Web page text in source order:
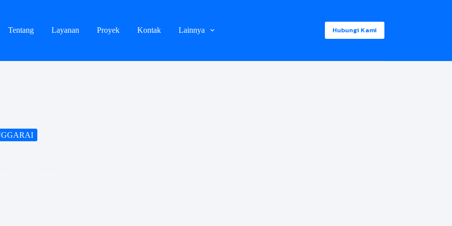
Tentang Layanan Proyek Kontak Lainnya Hubungi Kami